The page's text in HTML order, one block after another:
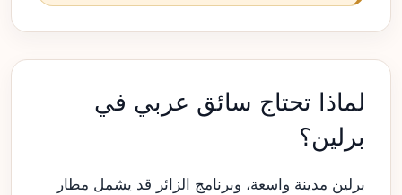
لماذا تحتاج سائق عربي في
برلين؟
برلين مدينة واسعة، وبرنامج الزائر قد يشمل مطار